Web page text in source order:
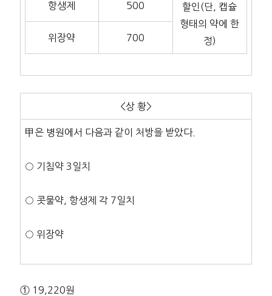
할인(단, 캡슐
형태의 약에 한
정)
항생제 500
위장약 700
<상 황>
甲은 병원에서 다음과 같이 처방을 받았다.
○ 기침약 3일치
○ 콧물약, 항생제 각 7일치
○ 위장약
① 19,220원